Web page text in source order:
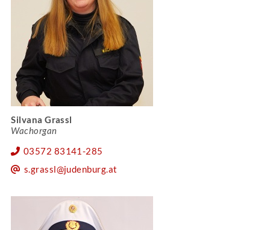
Silvana Grassl
Wachorgan
03572 83141-285
s.grassl@judenburg.at